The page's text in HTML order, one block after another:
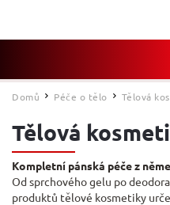
Domů / Péče o tělo / Tělová
Tělová
Kompletní pánská péče z
Od sprchového gelu po
produktů tělové kosmetiky